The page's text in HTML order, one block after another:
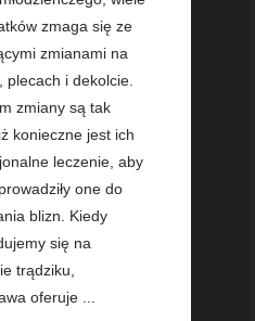
zmaga się ze
zmianami na
plecach i dekolcie.
zmiany są tak
konieczne jest ich
leczenie, aby
one do
blizn. Kiedy
się na
trądziku,
oferuje ...